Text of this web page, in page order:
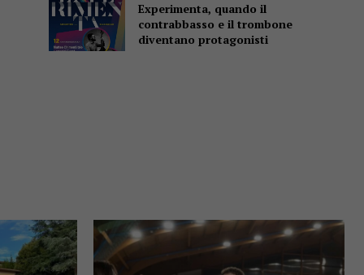
Experimenta, quando il
contrabbasso e il trombone
diventano protagonisti